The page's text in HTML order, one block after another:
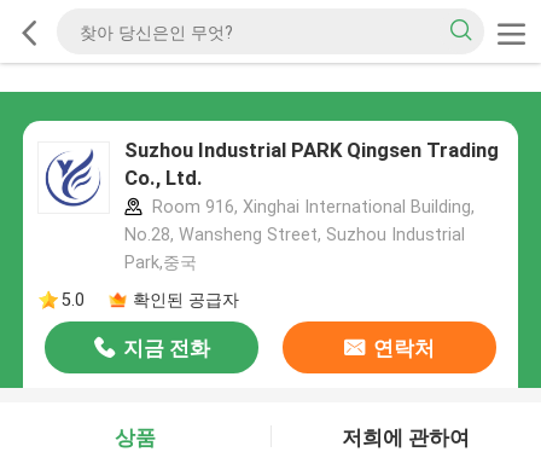
Suzhou Industrial PARK Qingsen Trading
Co., Ltd.
Room 916, Xinghai International Building,
No.28, Wansheng Street, Suzhou Industrial
Park,중국
5.0
확인된 공급자
지금 전화 연락처
상품 저희에 관하여